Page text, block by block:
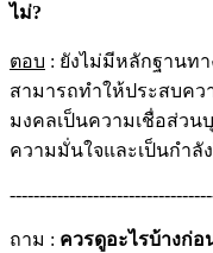
ไม่?
ตอบ : ยังไม่มีหลักฐานท
สามารถทำให้ประสบคว
มงคลเป็นความเชื่อส่วน
ความมั่นใจและเป็นกำลั
ถาม : ควรดูอะไรบ้างก่อ